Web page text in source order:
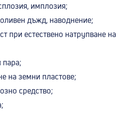
имплозия;
дъжд, наводнение;
при естествено натрупване на
пара;
на земни пластове;
средство;